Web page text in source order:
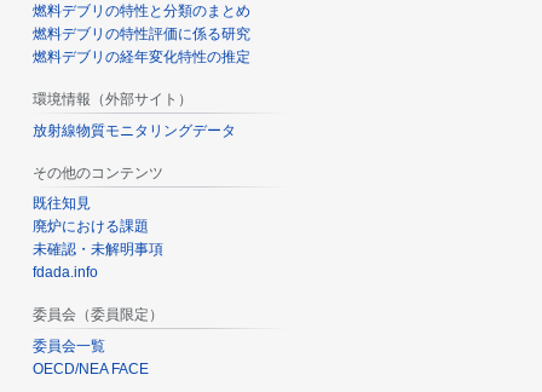
燃料デブリの特性と分類のまとめ
燃料デブリの特性評価に係る研究
燃料デブリの経年変化特性の推定
環境情報（外部サイト）
放射線物質モニタリングデータ
その他のコンテンツ
既往知見
廃炉における課題
未確認・未解明事項
fdada.info
委員会（委員限定）
委員会一覧
OECD/NEA FACE